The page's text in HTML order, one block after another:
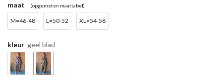
maat (opgemeten maattabel)
M=46-48 L=50-52 XL=54-56
kleur geel blad